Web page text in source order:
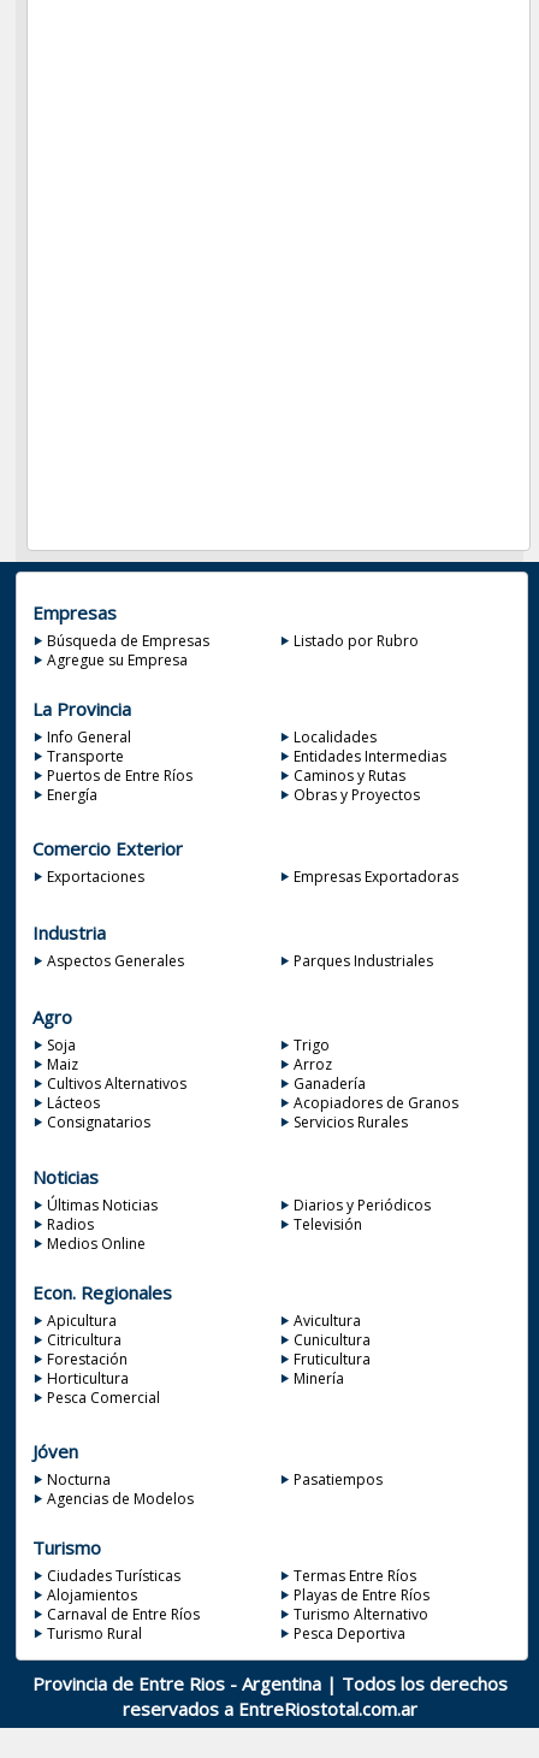
Empresas
Búsqueda de Empresas
Listado por Rubro
Agregue su Empresa
La Provincia
Info General
Localidades
Transporte
Entidades Intermedias
Puertos de Entre Ríos
Caminos y Rutas
Energía
Obras y Proyectos
Comercio Exterior
Exportaciones Empresas Exportadoras
Industria
Aspectos Generales Parques Industriales
Agro
Soja
Trigo
Maiz
Arroz
Cultivos Alternativos
Ganadería
Lácteos
Acopiadores de Granos
Consignatarios
Servicios Rurales
Noticias
Últimas Noticias
Diarios y Periódicos
Radios
Televisión
Medios Online
Econ. Regionales
Apicultura
Avicultura
Citricultura
Cunicultura
Forestación
Fruticultura
Horticultura
Minería
Pesca Comercial
Jóven
Nocturna
Pasatiempos
Agencias de Modelos
Turismo
Ciudades Turísticas
Termas Entre Ríos
Alojamientos
Playas de Entre Ríos
Carnaval de Entre Ríos
Turismo Alternativo
Turismo Rural
Pesca Deportiva
Provincia de Entre Rios - Argentina | Todos los derechos
reservados a EntreRiostotal.com.ar